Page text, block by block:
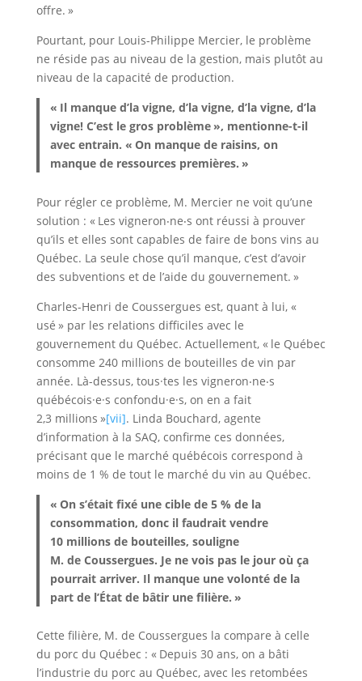
offre. »
Pourtant, pour Louis-Philippe Mercier, le problème
ne réside pas au niveau de la gestion, mais plutôt au
niveau de la capacité de production.
« Il manque d’la vigne, d’la vigne, d’la vigne, d’la
vigne! C’est le gros problème », mentionne-t-il
avec entrain. « On manque de raisins, on
manque de ressources premières. »
Pour régler ce problème, M. Mercier ne voit qu’une
solution : « Les vigneron‧ne‧s ont réussi à prouver
qu’ils et elles sont capables de faire de bons vins au
Québec. La seule chose qu’il manque, c’est d’avoir
des subventions et de l’aide du gouvernement. »
Charles-Henri de Coussergues est, quant à lui, «
usé » par les relations difficiles avec le
gouvernement du Québec. Actuellement, « le Québec
consomme 240 millions de bouteilles de vin par
année. Là-dessus, tous·tes les vigneron‧ne‧s
québécois·e·s confondu·e·s, on en a fait
2,3 millions »[vii]. Linda Bouchard, agente
d’information à la SAQ, confirme ces données,
précisant que le marché québécois correspond à
moins de 1 % de tout le marché du vin au Québec.
« On s’était fixé une cible de 5 % de la
consommation, donc il faudrait vendre
10 millions de bouteilles, souligne
M. de Coussergues. Je ne vois pas le jour où ça
pourrait arriver. Il manque une volonté de la
part de l’État de bâtir une filière. »
Cette filière, M. de Coussergues la compare à celle
du porc du Québec : « Depuis 30 ans, on a bâti
l’industrie du porc au Québec, avec les retombées